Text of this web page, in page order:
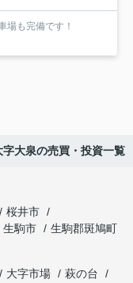
場も完備です！
字大泉の売買・投資一覧
桜井市
生駒市
生駒郡斑鳩町
大字市場
萩の台